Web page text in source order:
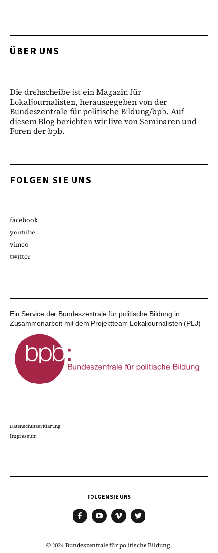
ÜBER UNS
Die drehscheibe ist ein Magazin für
Lokaljournalisten, herausgegeben von der
Bundeszentrale für politische Bildung/bpb. Auf
diesem Blog berichten wir live von Seminaren und
Foren der bpb.
FOLGEN SIE UNS
facebook
youtube
vimeo
twitter
Ein Service der Bundeszentrale für politische Bildung in
Zusammenarbeit mit dem Projektteam Lokaljournalisten (PLJ)
Datenschutzerklärung
Impressum
FOLGEN SIE UNS
facebookyoutubevimeo twitter
© 2024 Bundeszentrale für politische Bildung